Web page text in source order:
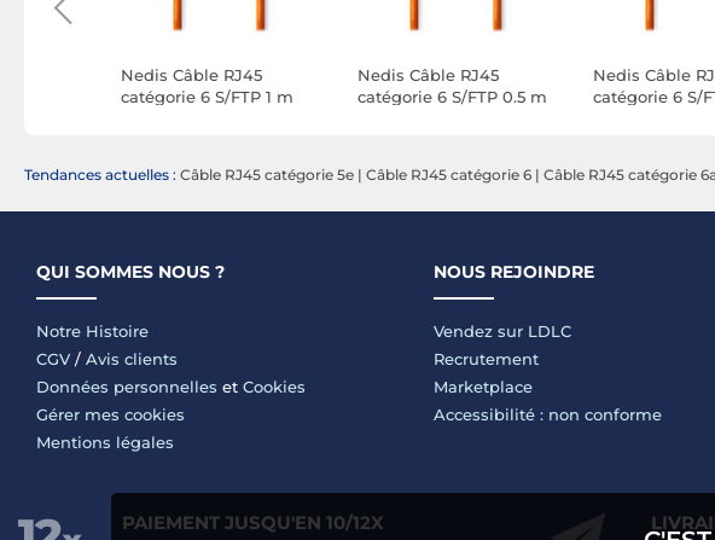
Nedis Câble RJ45
catégorie 6 S/FTP 1 m
Nedis Câble RJ45
catégorie 6 S/FTP 0.5 m
Nedis Câble
catégorie 6 S/
Tendances actuelles : Câble RJ45 catégorie 5e | Câble RJ45 catégorie 6 | Câble RJ45 catégorie 6a
QUI SOMMES NOUS ?
Notre Histoire
CGV / Avis clients
Données personnelles et Cookies
Gérer mes cookies
Mentions légales
NOUS REJOINDRE
Vendez sur LDLC
Recrutement
Marketplace
Accessibilité : non conforme
PAIEMENT JUSQU'EN 10/12X